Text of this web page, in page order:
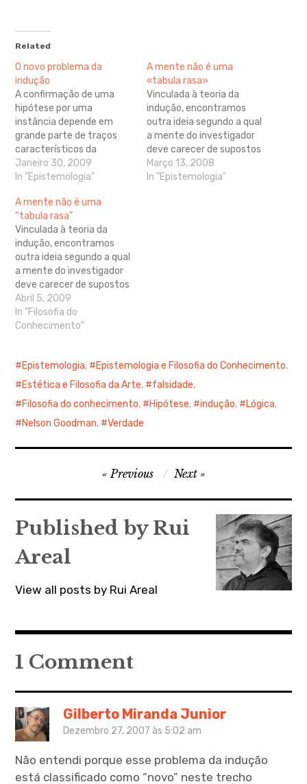
Related
O novo problema da
indução
A confirmação de uma
hipótese por uma
instância depende em
grande parte de traços
característicos da
hipótese que não a sua
forma sintáctica. Que um
conduza a electricidade
aumenta a credibilidade
de afirmações de que
outros pedaços de cobre
conduzem a electricidade,
e confirma assim a…
Janeiro 30, 2009
In "Epistemologia"
A mente não é uma
«tabula rasa»
Vinculada à teoria da
indução, encontramos
outra ideia segundo a qual
a mente do investigador
deve carecer de supostos
prévios, de hipóteses, de
suspeitas e de problemas.
Março 13, 2008
In "Epistemologia"
A mente não é uma
“tabula rasa”
Vinculada à teoria da
indução, encontramos
outra ideia segundo a qual
a mente do investigador
deve carecer de supostos
prévios, de hipóteses, de
suspeitas e de problemas.
Em definitivo, deve ser
olivro da natureza. Popper
chama ‘observacionismo’
Abril 5, 2009
In "Filosofia do
Conhecimento"
Epistemologia, Epistemologia e Filosofia do Conhecimento,
Estética e Filosofia da Arte, falsidade,
Filosofia do conhecimento, Hipótese, indução, Lógica,
Nelson Goodman, Verdade
Navegação
de
artigos
Previous Next
Published by Rui
Areal
View all posts by Rui Areal
1 Comment
Gilberto Miranda Junior
Dezembro 27, 2007 às 5:02 am
Não entendi porque esse problema da indução
está classificado como “novo” neste trecho